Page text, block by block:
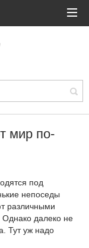
мир по-
под
непоседы
различными
Однако далеко не
Тут уж надо